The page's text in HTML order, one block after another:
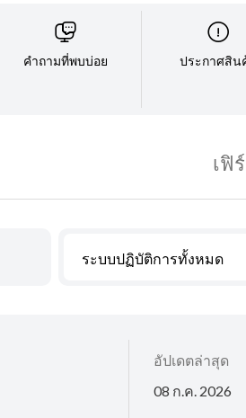
คำถามที่พบบ่อย ประกาศสิน
เฟิ
ระบบปฏิบัติการทั้งหมด
อัปเดตล่าสุด
08 ก.ค. 2026